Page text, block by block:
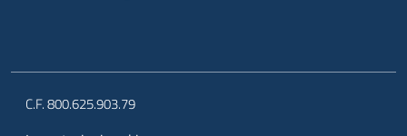
C.F. 800.625.903.79